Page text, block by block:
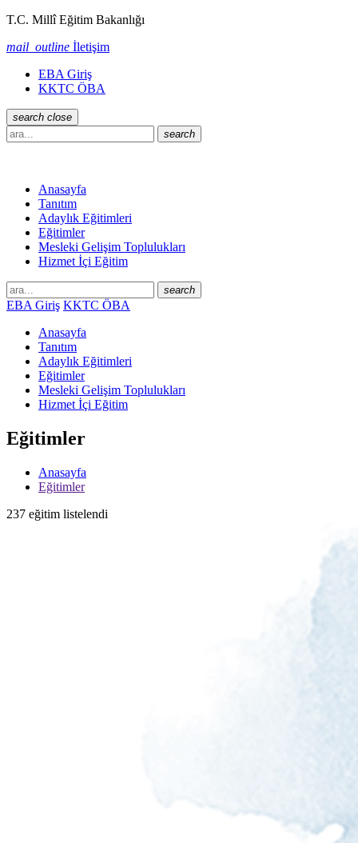
T.C. Millî Eğitim Bakanlığı
mail_outline İletişim
EBA Giriş
KKTC ÖBA
search close
search
Anasayfa
Tanıtım
Adaylık Eğitimleri
Eğitimler
Mesleki Gelişim Toplulukları
Hizmet İçi Eğitim
search
EBA Giriş KKTC ÖBA
Anasayfa
Tanıtım
Adaylık Eğitimleri
Eğitimler
Mesleki Gelişim Toplulukları
Hizmet İçi Eğitim
Eğitimler
Anasayfa
Eğitimler
237 eğitim listelendi